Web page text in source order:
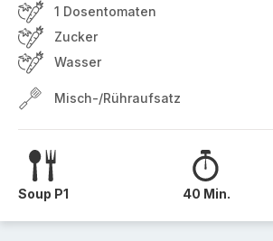
1 Dosentomaten
Zucker
Wasser
Misch-/Rühraufsatz
Soup P1 40 Min.